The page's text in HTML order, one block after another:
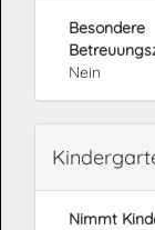
Besondere
Nein
Nimmt